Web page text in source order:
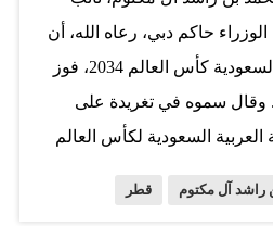
على الفرص الاستثمارية.
حاكم دبي، رعاه الله، أن
استضافة المملكة العربية السعودية كأس العالم 2034، فوز
وقال سموه في تغريدة على
السعودية لكأس العالم
راشد آل مكتوم قطر